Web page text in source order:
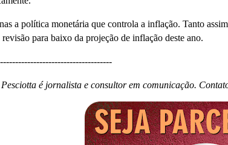
a política monetária que controla a inflação. Tanto
para baixo da projeção de inflação deste ano.
é jornalista e consultor em comunicação.